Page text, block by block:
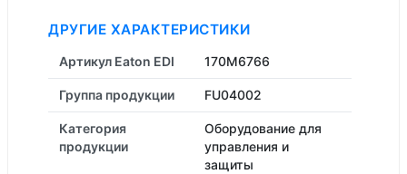
ДРУГИЕ ХАРАКТЕРИСТИКИ
Артикул Eaton EDI 170M6766
Группа продукции FU04002
Категория
продукции
Оборудование для
управления и
защиты